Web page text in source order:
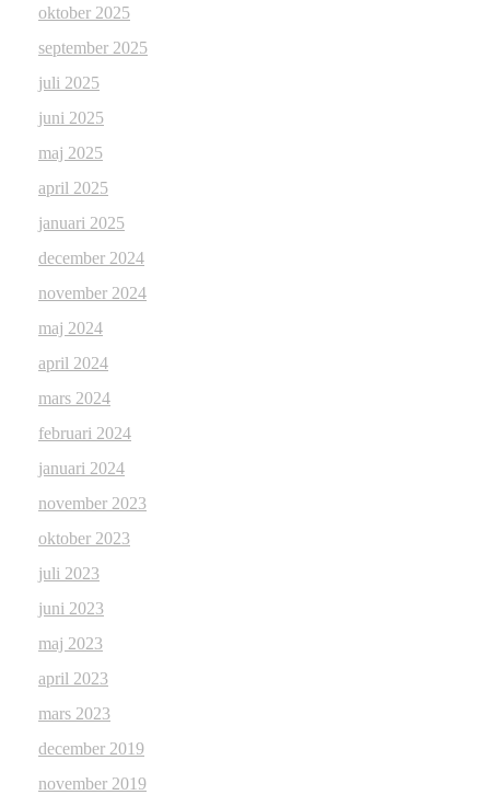
oktober 2025
september 2025
juli 2025
juni 2025
maj 2025
april 2025
januari 2025
december 2024
november 2024
maj 2024
april 2024
mars 2024
februari 2024
januari 2024
november 2023
oktober 2023
juli 2023
juni 2023
maj 2023
april 2023
mars 2023
december 2019
november 2019